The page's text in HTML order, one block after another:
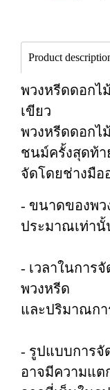
Product
พวงหรีดดอกไ
เขียว
พวงหรีดดอกไ
ชนม์ครั้งสุดท้า
จัดโดยช่างมือ
- ขนาดของพว
ประมาณเท่านั้
- เวลาในการ
พวงหรีด
และปริมาณก
- รูปแบบการ
อาจมีความแต